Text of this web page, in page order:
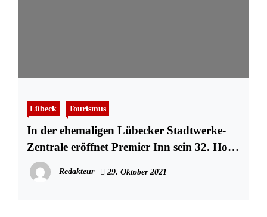
Lübeck Tourismus
In der ehemaligen Lübecker Stadtwerke-
Zentrale eröffnet Premier Inn sein 32. Hotel
in Deutschland
Redakteur 29. Oktober 2021